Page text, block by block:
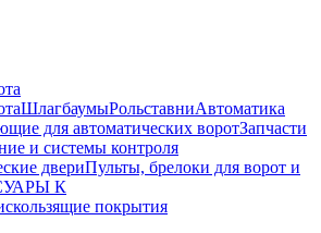
ШлагбаумыРольставниАвтоматика
для автоматических воротЗапчасти
и системы контроля
двериПульты, брелоки для ворот и
К
покрытия